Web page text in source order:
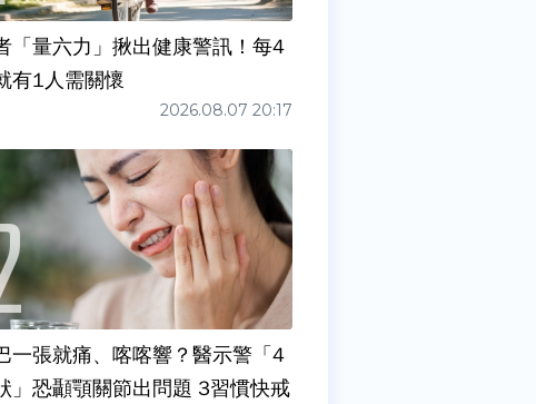
「量六力」揪出健康警訊！每4
有1人需關懷
2026.08.07 20:17
一張就痛、喀喀響？醫示警「4
症狀」恐顳顎關節出問題 3習慣快戒